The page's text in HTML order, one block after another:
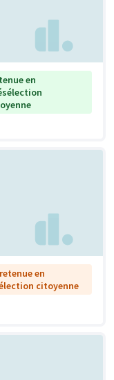
en
en
citoyenne